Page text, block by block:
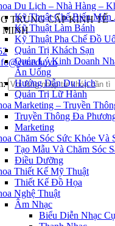
TRUNG CẤP KINH TẾ
MINH
Du Lịch – Nhà Hàng –
Kỹ Thuật Chế Biến Món
Kỹ Thuật Làm Bánh
Kỹ Thuật Pha Chế Đồ
Quản Trị Khách Sạn
Quản Lý Kinh Doanh
Ăn Uống
Hướng Dẫn Du Lịch
Quản Trị Lữ Hành
Marketing – Truyền
Truyền Thông Đa
Marketing
Chăm Sóc Sức Khỏe Và
Tạo Mẫu Và Chăm Sóc
Điều Dưỡng
Thiết Kế Mỹ Thuật
Thiết Kế Đồ Họa
Nghệ Thuật
Âm Nhạc
Biểu Diễn Nhạc